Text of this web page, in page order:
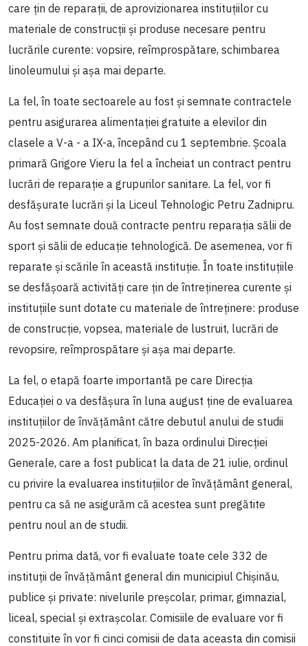
care țin de reparații, de aprovizionarea instituțiilor cu
materiale de construcții și produse necesare pentru
lucrările curente: vopsire, reîmprospătare, schimbarea
linoleumului și așa mai departe.
La fel, în toate sectoarele au fost și semnate contractele
pentru asigurarea alimentației gratuite a elevilor din
clasele a V-a - a IX-a, începând cu 1 septembrie. Școala
primară Grigore Vieru la fel a încheiat un contract pentru
lucrări de reparație a grupurilor sanitare. La fel, vor fi
desfășurate lucrări și la Liceul Tehnologic Petru Zadnipru.
Au fost semnate două contracte pentru reparația sălii de
sport și sălii de educație tehnologică. De asemenea, vor fi
reparate și scările în această instituție. În toate instituțiile
se desfășoară activități care țin de întreținerea curente și
instituțiile sunt dotate cu materiale de întreținere: produse
de construcție, vopsea, materiale de lustruit, lucrări de
revopsire, reîmprospătare și așa mai departe.
La fel, o etapă foarte importantă pe care Direcția
Educației o va desfășura în luna august ține de evaluarea
instituțiilor de învățământ către debutul anului de studii
2025-2026. Am planificat, în baza ordinului Direcției
Generale, care a fost publicat la data de 21 iulie, ordinul
cu privire la evaluarea instituțiilor de învățământ general,
pentru ca să ne asigurăm că acestea sunt pregătite
pentru noul an de studii.
Pentru prima dată, vor fi evaluate toate cele 332 de
instituții de învățământ general din municipiul Chișinău,
publice și private: nivelurile preșcolar, primar, gimnazial,
liceal, special și extrașcolar. Comisiile de evaluare vor fi
constituite în vor fi cinci comisii de data aceasta din comisii